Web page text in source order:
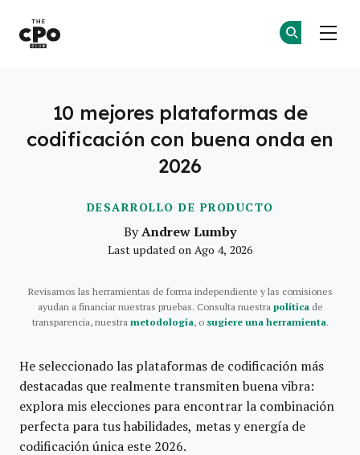
DESARROLLO DE PRODUCTO
10 mejores plataformas de
codificación con buena onda en
2026
ByAndrew Lumby
Last updated on Ago 4, 2026
Revisamos las herramientas de forma independiente y las comisiones
ayudan a financiar nuestras pruebas. Consulta nuestra política de
transparencia, nuestra metodología, o sugiere una herramienta.
He seleccionado las plataformas de codificación más
destacadas que realmente transmiten buena vibra:
explora mis elecciones para encontrar la combinación
perfecta para tus habilidades, metas y energía de
codificación única este 2026.